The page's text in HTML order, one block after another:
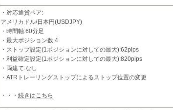
・対応通貨ペア:
アメリカドル/日本円(USDJPY)
・時間軸:60分足
・最大ポジション数:4
・ストップ設定(1ポジションに対しての最大):62pips
・利益確定設定(1ポジションに対しての最大):820pips
・両建て:なし
・ATRトレーリングストップによるストップ位置の変更
■特
・・・ 続きはこちら